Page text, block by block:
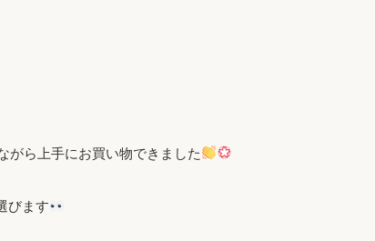
がら上手にお買い物できました
びます